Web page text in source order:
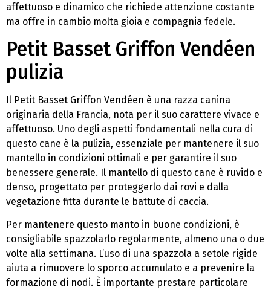
affettuoso e dinamico che richiede attenzione costante
ma offre in cambio molta gioia e compagnia fedele.
Petit Basset Griffon Vendéen
pulizia
Il Petit Basset Griffon Vendéen è una razza canina
originaria della Francia, nota per il suo carattere vivace e
affettuoso. Uno degli aspetti fondamentali nella cura di
questo cane è la pulizia, essenziale per mantenere il suo
mantello in condizioni ottimali e per garantire il suo
benessere generale. Il mantello di questo cane è ruvido e
denso, progettato per proteggerlo dai rovi e dalla
vegetazione fitta durante le battute di caccia.
Per mantenere questo manto in buone condizioni, è
consigliabile spazzolarlo regolarmente, almeno una o due
volte alla settimana. L’uso di una spazzola a setole rigide
aiuta a rimuovere lo sporco accumulato e a prevenire la
formazione di nodi. È importante prestare particolare